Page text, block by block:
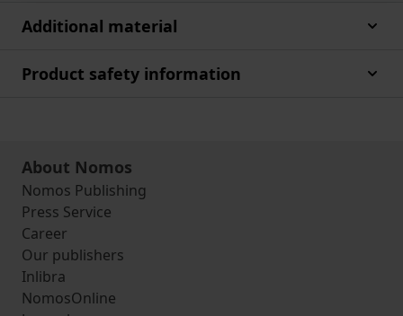
Additional material
Product safety information
About Nomos
Nomos Publishing
Press Service
Career
Our publishers
Inlibra
NomosOnline